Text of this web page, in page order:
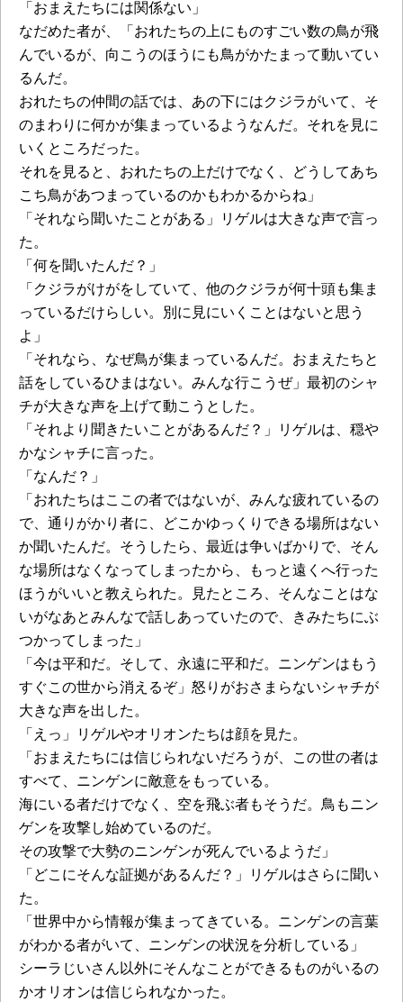
「おまえたちには関係ない」
なだめた者が、「おれたちの上にものすごい数の鳥が飛
んでいるが、向こうのほうにも鳥がかたまって動いてい
るんだ。
おれたちの仲間の話では、あの下にはクジラがいて、そ
のまわりに何かが集まっているようなんだ。それを見に
いくところだった。
それを見ると、おれたちの上だけでなく、どうしてあち
こち鳥があつまっているのかもわかるからね」
「それなら聞いたことがある」リゲルは大きな声で言っ
た。
「何を聞いたんだ？」
「クジラがけがをしていて、他のクジラが何十頭も集ま
っているだけらしい。別に見にいくことはないと思う
よ」
「それなら、なぜ鳥が集まっているんだ。おまえたちと
話をしているひまはない。みんな行こうぜ」最初のシャ
チが大きな声を上げて動こうとした。
「それより聞きたいことがあるんだ？」リゲルは、穏や
かなシャチに言った。
「なんだ？」
「おれたちはここの者ではないが、みんな疲れているの
で、通りがかり者に、どこかゆっくりできる場所はない
か聞いたんだ。そうしたら、最近は争いばかりで、そん
な場所はなくなってしまったから、もっと遠くへ行った
ほうがいいと教えられた。見たところ、そんなことはな
いがなあとみんなで話しあっていたので、きみたちにぶ
つかってしまった」
「今は平和だ。そして、永遠に平和だ。ニンゲンはもう
すぐこの世から消えるぞ」怒りがおさまらないシャチが
大きな声を出した。
「えっ」リゲルやオリオンたちは顔を見た。
「おまえたちには信じられないだろうが、この世の者は
すべて、ニンゲンに敵意をもっている。
海にいる者だけでなく、空を飛ぶ者もそうだ。鳥もニン
ゲンを攻撃し始めているのだ。
その攻撃で大勢のニンゲンが死んでいるようだ」
「どこにそんな証拠があるんだ？」リゲルはさらに聞い
た。
「世界中から情報が集まってきている。ニンゲンの言葉
がわかる者がいて、ニンゲンの状況を分析している」
シーラじいさん以外にそんなことができるものがいるの
かオリオンは信じられなかった。